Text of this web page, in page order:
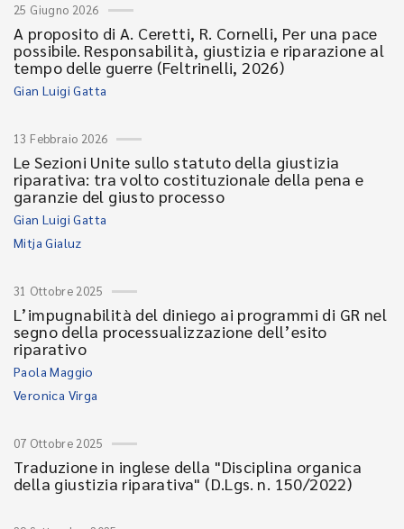
25 Giugno 2026
A proposito di A. Ceretti, R. Cornelli, Per una pace
possibile. Responsabilità, giustizia e riparazione al
tempo delle guerre (Feltrinelli, 2026)
Gian Luigi Gatta
13 Febbraio 2026
Le Sezioni Unite sullo statuto della giustizia
riparativa: tra volto costituzionale della pena e
garanzie del giusto processo
Gian Luigi Gatta
Mitja Gialuz
31 Ottobre 2025
L’impugnabilità del diniego ai programmi di GR nel
segno della processualizzazione dell’esito
riparativo
Paola Maggio
Veronica Virga
07 Ottobre 2025
Traduzione in inglese della "Disciplina organica
della giustizia riparativa" (D.Lgs. n. 150/2022)